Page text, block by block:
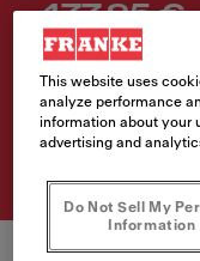
477,95 €
Prix de vente TVA
This website uses
analyze performance
information about your
advertising and
Do Not Sell My
Information